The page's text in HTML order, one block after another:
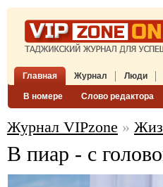
Главная Журнал
В номере Слово редактора
Люди
Журнал VIPzone »
В пиар - с